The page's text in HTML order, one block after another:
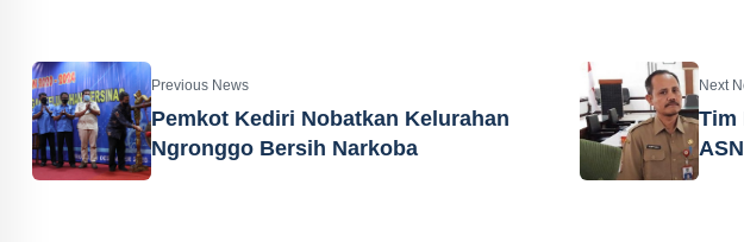
Previous News
Pemkot Kediri Nobatkan Kelurahan
Ngronggo Bersih Narkoba
Next
Tim